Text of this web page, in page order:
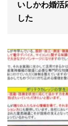
いしかわ婚活
した